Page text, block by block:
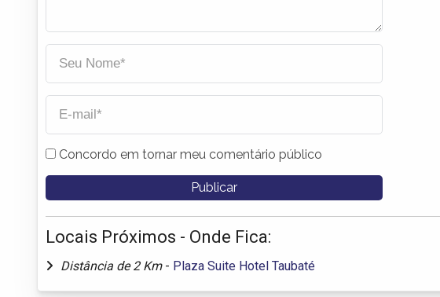
Concordo em tornar meu comentário público
Locais Próximos - Onde Fica:
Distância de 2 Km - Plaza Suite Hotel Taubaté